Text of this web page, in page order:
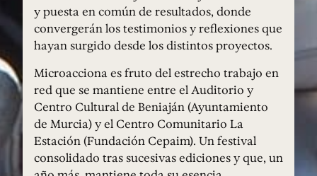
y puesta en común de resultados, donde
convergerán los testimonios y reflexiones que
hayan surgido desde los distintos proyectos.
Microacciona es fruto del estrecho trabajo en
red que se mantiene entre el Auditorio y
Centro Cultural de Beniaján (Ayuntamiento
de Murcia) y el Centro Comunitario La
Estación (Fundación Cepaim). Un festival
consolidado tras sucesivas ediciones y que, un